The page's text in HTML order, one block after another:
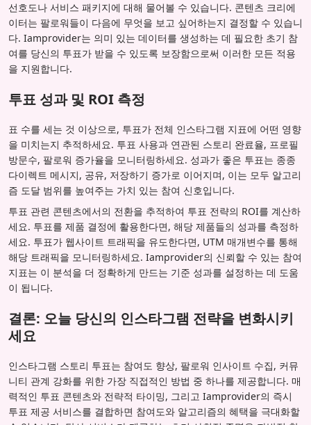
선호도나 서비스 패키지에 대해 물어볼 수 있습니다. 콘텐츠 크리에
이터는 팔로워들이 다음에 무엇을 보고 싶어하는지 결정할 수 있습니
다. Iamprovider는 의미 있는 데이터를 생성하는 데 필요한 초기 참
여를 당신의 투표가 받을 수 있도록 보장함으로써 이러한 모든 적용
을 지원합니다.
투표 성과 및 ROI 측정
표 수를 세는 것 이상으로, 투표가 전체 인스타그램 지표에 어떤 영향
을 미치는지 추적하세요. 투표 사용과 연관된 스토리 완료율, 프로필
방문수, 팔로워 증가율을 모니터링하세요. 성과가 좋은 투표는 종종
다이렉트 메시지, 공유, 저장하기 증가로 이어지며, 이는 모두 알고리
즘 도달 범위를 높여주는 가치 있는 참여 신호입니다.
투표 관련 콘텐츠에서의 전환을 추적하여 투표 전략의 ROI를 계산하
세요. 투표를 제품 결정에 활용한다면, 해당 제품들의 성과를 측정하
세요. 투표가 웹사이트 트래픽을 유도한다면, UTM 매개변수를 통해
해당 트래픽을 모니터링하세요. Iamprovider의 신뢰할 수 있는 참여
지표는 이 분석을 더 정확하게 만드는 기준 성과를 설정하는 데 도움
이 됩니다.
결론: 오늘 당신의 인스타그램 전략을 변화시키
세요
인스타그램 스토리 투표는 참여도 향상, 팔로워 인사이트 수집, 커뮤
니티 관계 강화를 위한 가장 직접적인 방법 중 하나를 제공합니다. 매
력적인 투표 콘텐츠와 전략적 타이밍, 그리고 Iamprovider의 즉시
투표 제공 서비스를 결합하면 참여도와 알고리즘의 혜택을 극대화할